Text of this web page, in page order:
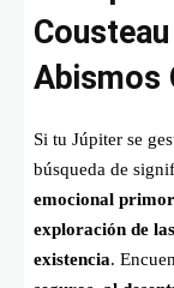
Abismos
Si tu Júpiter se
búsqueda de
emocional
exploración de
existencia.